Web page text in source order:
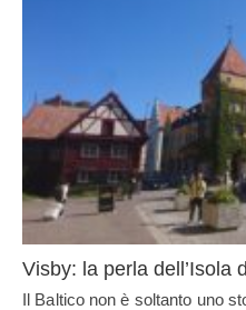
Visby: la perla dell’Isola
Il Baltico non è soltanto uno